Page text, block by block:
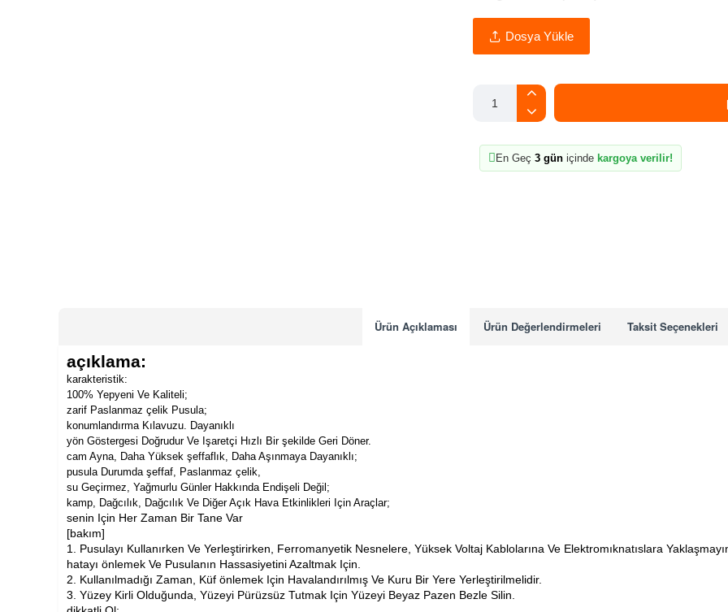
Dosya Yükle
En Geç 3 gün içinde kargoya verilir!
Ürün Açıklaması Ürün Değerlendirmeleri Taksit Seçenekleri
açıklama:
karakteristik:
100% Yepyeni Ve Kaliteli;
zarif Paslanmaz çelik Pusula;
konumlandırma Kılavuzu. Dayanıklı
yön Göstergesi Doğrudur Ve Işaretçi Hızlı Bir şekilde Geri Döner.
cam Ayna, Daha Yüksek şeffaflık, Daha Aşınmaya Dayanıklı;
pusula Durumda şeffaf, Paslanmaz çelik,
su Geçirmez, Yağmurlu Günler Hakkında Endişeli Değil;
kamp, Dağcılık, Dağcılık Ve Diğer Açık Hava Etkinlikleri Için Araçlar;
senin Için Her Zaman Bir Tane Var
[bakım]
1. Pusulayı Kullanırken Ve Yerleştirirken, Ferromanyetik Nesnelere, Yüksek Voltaj Kablolarına Ve Elektromıknatıslara
hatayı önlemek Ve Pusulanın Hassasiyetini Azaltmak Için.
2. Kullanılmadığı Zaman, Küf önlemek Için Havalandırılmış Ve Kuru Bir Yere Yerleştirilmelidir.
3. Yüzey Kirli Olduğunda, Yüzeyi Pürüzsüz Tutmak Için Yüzeyi Beyaz Pazen Bezle Silin.